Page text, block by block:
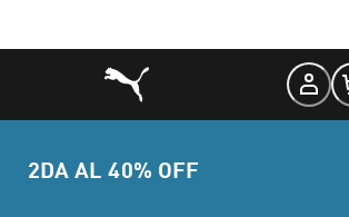
2DA AL 40% OFF